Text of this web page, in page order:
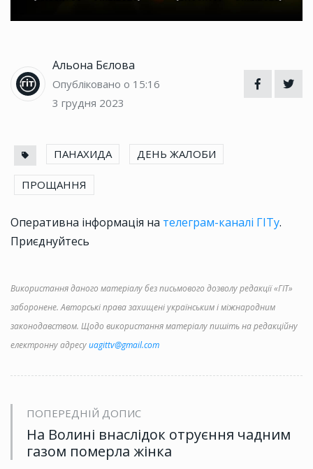
Альона Бєлова
Опубліковано о 15:16
3 грудня 2023
ПАНАХИДА ДЕНЬ ЖАЛОБИ
ПРОЩАННЯ
Оперативна інформація на телеграм-каналі ГІТу.
Приєднуйтесь
Використання даного матеріалу без письмового дозволу редакції «ГІТ»
заборонене. Авторські права захищені українським і міжнародним
законодавством. Щодо використання матеріалу пишіть на редакційну
електронну адресуuagittv@gmail.com
ПОПЕРЕДНІЙ ДОПИС
На Волині внаслідок отруєння чадним
газом померла жінка